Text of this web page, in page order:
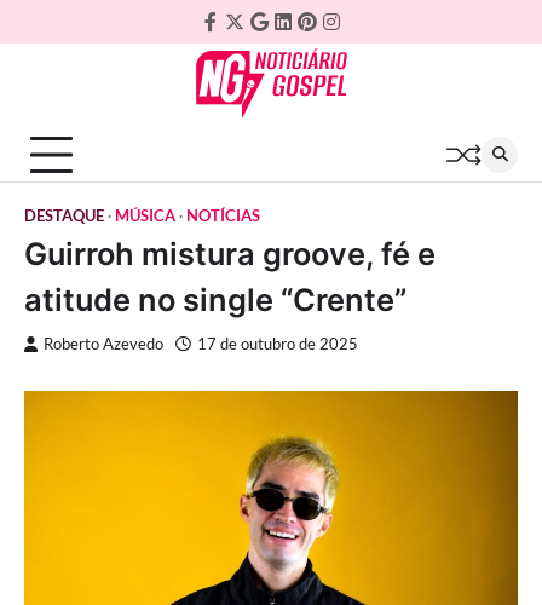
to
Facebook
Twitter
Google
Plus
Linkedin
Pinterest
Instagram
DESTAQUE MÚSICA NOTÍCIAS
Guirroh mistura groove, fé e
atitude no single “Crente”
Roberto Azevedo 17 de outubro de 2025